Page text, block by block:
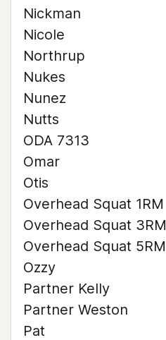
Nickman
Nicole
Northrup
Nukes
Nunez
Nutts
ODA 7313
Omar
Otis
Overhead Squat 1RM
Overhead Squat 3RM
Overhead Squat 5RM
Ozzy
Partner Kelly
Partner Weston
Pat